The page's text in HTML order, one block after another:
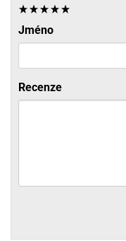
Jméno
Recenze